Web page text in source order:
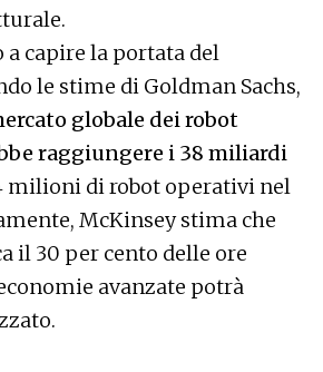
capire la portata del
le stime di Goldman Sachs,
globale dei robot
raggiungere i 38 miliardi
milioni di robot operativi nel
McKinsey stima che
il 30 per cento delle ore
avanzate potrà